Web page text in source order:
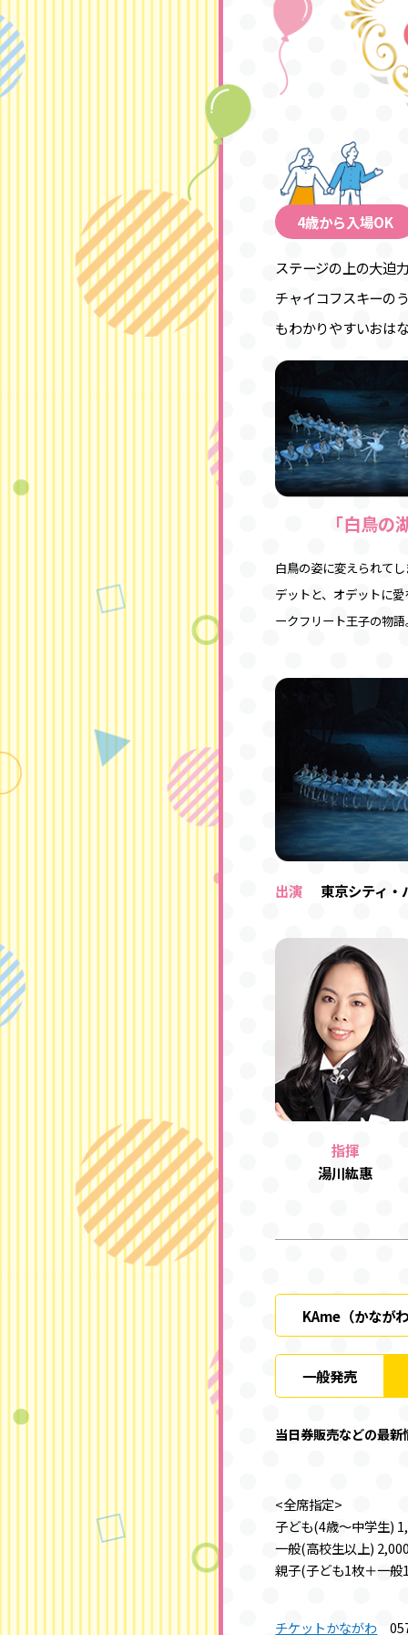
4歳から入場OK
ステージの上の大迫
チャイコフスキーの
もわかりやすいおは
「白鳥の
白鳥の姿に変えられて
デットと、オデットに
ークフリート王子の物
出演 東京シティ・
指揮
湯川紘惠
KAme（かなが
一般発売
当日券販売などの最新
<全席指定>
子ども(4歳～中学生)
一般(高校生以上)
親子(子ども1枚＋一般
チケットかながわ